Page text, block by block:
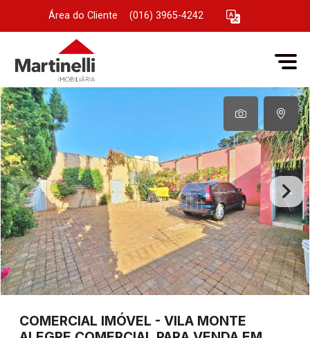
Área do Cliente (016) 3965-4242
COMERCIAL IMÓVEL - VILA MONTE